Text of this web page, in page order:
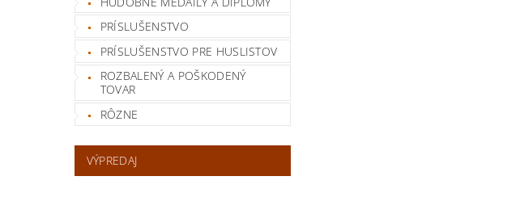
PRÍSLUŠENSTVO
PRÍSLUŠENSTVO PRE HUSLISTOV
ROZBALENÝ A POŠKODENÝ
TOVAR
RÔZNE
VÝPREDAJ